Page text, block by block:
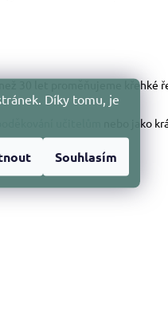
Díky tomu, je
Souhlasím
30 let proměňujeme křehké
nebo jako